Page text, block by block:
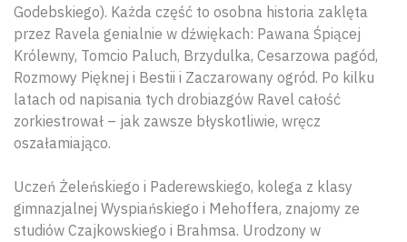
Godebskiego). Każda część to osobna historia zaklęta
przez Ravela genialnie w dźwiękach: Pawana Śpiącej
Królewny, Tomcio Paluch, Brzydulka, Cesarzowa pagód,
Rozmowy Pięknej i Bestii i Zaczarowany ogród. Po kilku
latach od napisania tych drobiazgów Ravel całość
zorkiestrował – jak zawsze błyskotliwie, wręcz
oszałamiająco.
Uczeń Żeleńskiego i Paderewskiego, kolega z klasy
gimnazjalnej Wyspiańskiego i Mehoffera, znajomy ze
studiów Czajkowskiego i Brahmsa. Urodzony w